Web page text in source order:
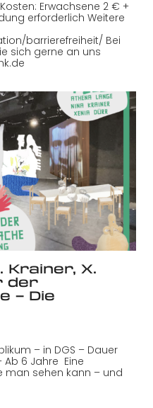
Kosten: Erwachsene 2 € +
erforderlich Weitere
barrierefreiheit/ Bei
sich gerne an uns
Krainer, X.
der
– Die
– in DGS – Dauer
Ab 6 Jahre Eine
man sehen kann – und